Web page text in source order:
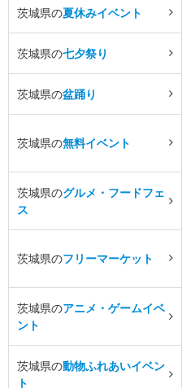
茨城県の夏休みイベント
茨城県の七夕祭り
茨城県の盆踊り
茨城県の無料イベント
茨城県のグルメ・フードフェ
ス
茨城県のフリーマーケット
茨城県のアニメ・ゲームイベ
ント
茨城県の動物ふれあいイベン
ト